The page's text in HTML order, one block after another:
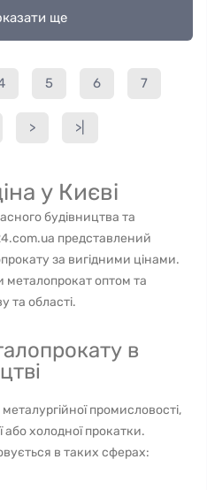
ще
5 6 7
> >|
у Києві
будівництва та
представлений
за вигідними цінами.
металопрокат оптом та
та області.
в
промисловості,
холодної прокатки.
в таких сферах: